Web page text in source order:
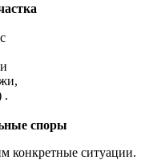
с
.
споры
конкретные ситуации.